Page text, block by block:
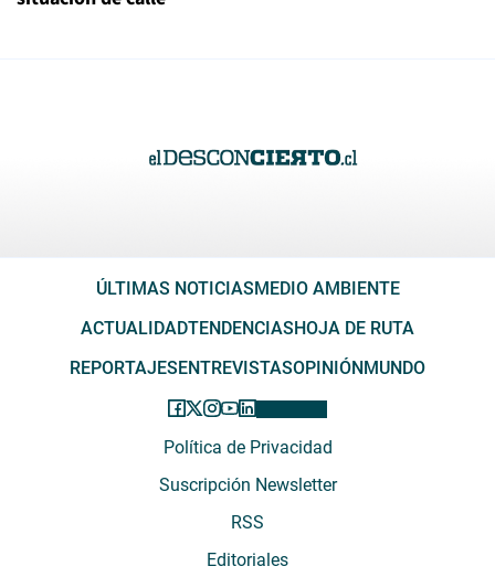
ÚLTIMAS NOTICIASMEDIO AMBIENTE
ACTUALIDADTENDENCIASHOJA DE RUTA
REPORTAJESENTREVISTASOPINIÓNMUNDO
Política de Privacidad
Suscripción Newsletter
RSS
Editoriales